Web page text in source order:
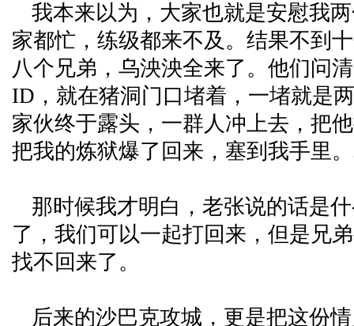
我本来以为，大家也就是安慰我
家都忙，练级都来不及。结果不到
八个兄弟，乌泱泱全来了。他们问
ID，就在猪洞门口堵着，一堵就是
家伙终于露头，一群人冲上去，把
把我的炼狱爆了回来，塞到我手里。
那时候我才明白，老张说的话是
了，我们可以一起打回来，但是兄
找不回来了。
后来的沙巴克攻城，更是把这份